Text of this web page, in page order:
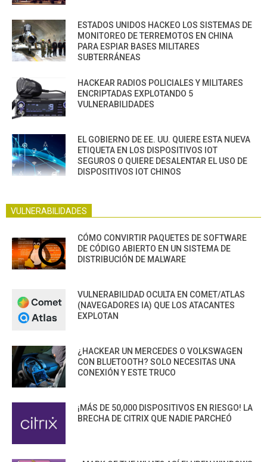
ESTADOS UNIDOS HACKEO LOS SISTEMAS DE
MONITOREO DE TERREMOTOS EN CHINA
PARA ESPIAR BASES MILITARES
SUBTERRÁNEAS
HACKEAR RADIOS POLICIALES Y MILITARES
ENCRIPTADAS EXPLOTANDO 5
VULNERABILIDADES
EL GOBIERNO DE EE. UU. QUIERE ESTA NUEVA
ETIQUETA EN LOS DISPOSITIVOS IOT
SEGUROS O QUIERE DESALENTAR EL USO DE
DISPOSITIVOS IOT CHINOS
VULNERABILIDADES
CÓMO CONVIRTIR PAQUETES DE SOFTWARE
DE CÓDIGO ABIERTO EN UN SISTEMA DE
DISTRIBUCIÓN DE MALWARE
VULNERABILIDAD OCULTA EN COMET/ATLAS
(NAVEGADORES IA) QUE LOS ATACANTES
EXPLOTAN
¿HACKEAR UN MERCEDES O VOLKSWAGEN
CON BLUETOOTH? SOLO NECESITAS UNA
CONEXIÓN Y ESTE TRUCO
¡MÁS DE 50,000 DISPOSITIVOS EN RIESGO! LA
BRECHA DE CITRIX QUE NADIE PARCHEÓ